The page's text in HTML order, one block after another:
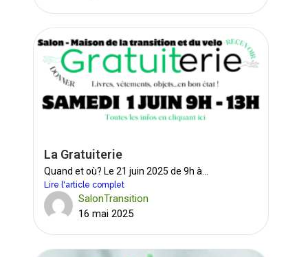
La Gratuiterie
Quand et où? Le 21 juin 2025 de 9h à...
Lire l'article complet
SalonTransition
16 mai 2025